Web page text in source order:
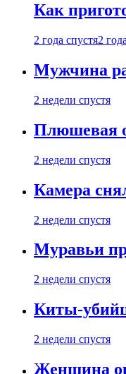
Как
2 года спустя2
Мужчина
2 недели спустя
Плюшевая
2 недели спустя
Камера
2 недели спустя
Муравьи
2 недели спустя
Киты-
2 недели спустя
Женщина